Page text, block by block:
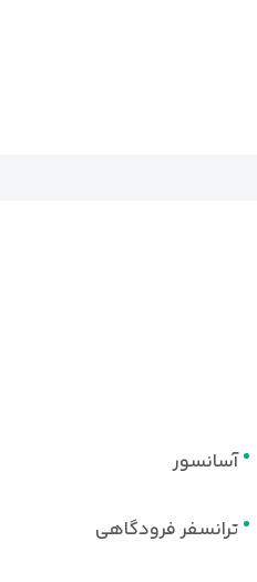
آسانسور
ترانسفر فرودگاهی